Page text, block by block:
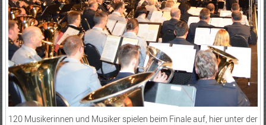
120 Musikerinnen und Musiker spielen beim Finale auf, hier unter der